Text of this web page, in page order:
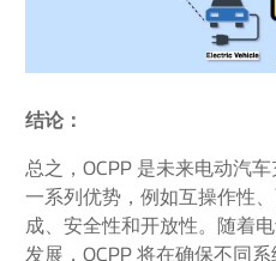
结论：
总之，OCPP 是未来电动汽
一系列优势，例如互操作性
成、安全性和开放性。随着
发展，OCPP 将在确保不同